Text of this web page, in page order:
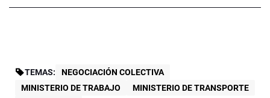
TEMAS:
NEGOCIACIÓN COLECTIVA
MINISTERIO DE TRABAJO
MINISTERIO DE TRANSPORTE